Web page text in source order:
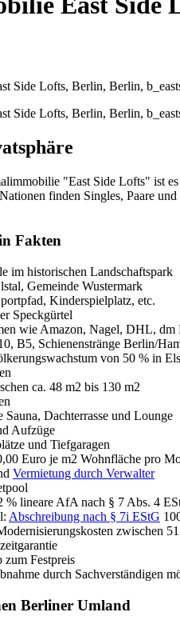
"East Side Lofts" ist
finden Singles, Paare
Fakten
im historischen Landschaftspark
Gemeinde Wustermark
Kinderspielplatz, etc.
Speckgürtel
wie Amazon, Nagel, DHL, dm
B5, Schienenstränge Berlin/
von 50 % in
ca. 48 m2 bis 130 m2
Sauna, Dachterrasse und Lounge
Aufzüge
und Tiefgaragen
Euro je m2 Wohnfläche pro
Vermietung durch Verwalter
% lineare AfA nach § 7 Abs. 4
Abschreibung nach § 7i EStG
zwischen
zum Festpreis
durch Sachverständigen
Berliner Umland